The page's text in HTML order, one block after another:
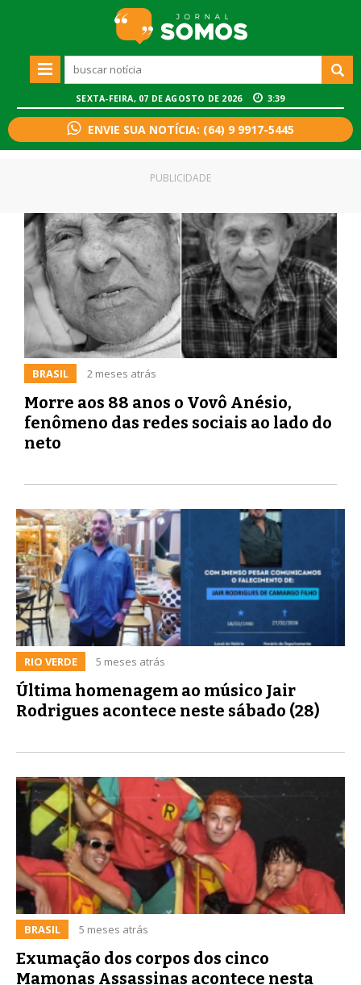
SEXTA-FEIRA, 07 DE AGOSTO DE 2026 3:39
ENVIE SUA NOTÍCIA: (64) 9 9917-5445
BRASIL 2 meses atrás
Morre aos 88 anos o Vovô Anésio,
fenômeno das redes sociais ao lado do
neto
PUBLICIDADE
RIO VERDE 5 meses atrás
Última homenagem ao músico Jair
Rodrigues acontece neste sábado (28)
BRASIL 5 meses atrás
Exumação dos corpos dos cinco
Mamonas Assassinas acontece nesta